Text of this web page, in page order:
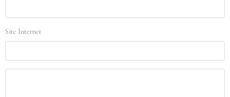
Site Internet